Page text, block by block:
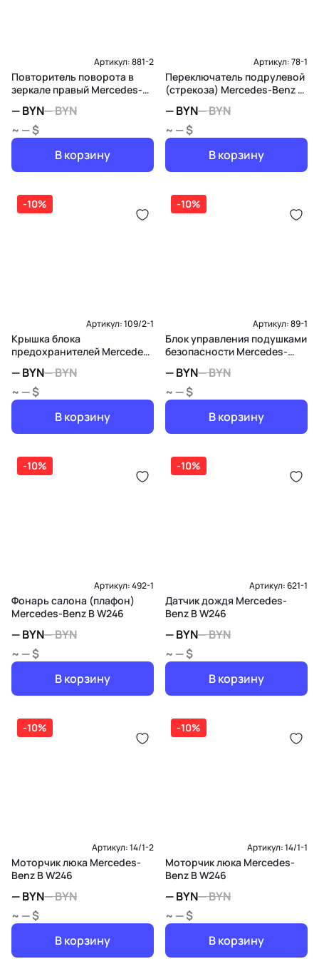
Артикул:881-2
Повторитель поворота в
зеркале правый Mercedes-
—BYN—BYN
~ — $
В корзину
Артикул:78-1
Переключатель подрулевой
(стрекоза) Mercedes-Benz B
—BYN—BYN
~ — $
В корзину
-10%
Артикул:109/2-1
Крышка блока
предохранителей Mercedes-
—BYN—BYN
~ — $
В корзину
-10%
Артикул:89-1
Блок управления подушками
безопасности Mercedes-
—BYN—BYN
~ — $
В корзину
-10%
Артикул:492-1
Фонарь салона (плафон)
Mercedes-Benz B W246
—BYN—BYN
~ — $
В корзину
-10%
Артикул:621-1
Датчик дождя Mercedes-
Benz B W246
—BYN—BYN
~ — $
В корзину
-10%
Артикул:14/1-2
Моторчик люка Mercedes-
Benz B W246
—BYN—BYN
~ — $
В корзину
-10%
Артикул:14/1-1
Моторчик люка Mercedes-
Benz B W246
—BYN—BYN
~ — $
В корзину